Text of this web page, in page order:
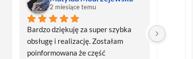
2 miesiące temu
Bardzo dziękuję za super szybka
obsługę i realizację. Zostałam
poinformowana że część
Bardzo